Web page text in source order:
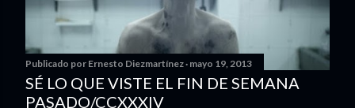
Publicado por Ernesto Diezmartínez mayo 19, 2013
SÉ LO QUE VISTE EL FIN DE SEMANA
PASADO/CCXXXIV